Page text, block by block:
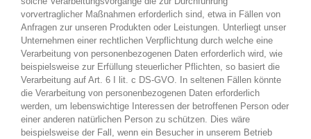
vorvertraglicher Maßnahmen erforderlich sind, etwa in Fällen von
Anfragen zur unseren Produkten oder Leistungen. Unterliegt unser
Unternehmen einer rechtlichen Verpflichtung durch welche eine
Verarbeitung von personenbezogenen Daten erforderlich wird, wie
beispielsweise zur Erfüllung steuerlicher Pflichten, so basiert die
Verarbeitung auf Art. 6 I lit. c DS-GVO. In seltenen Fällen könnte
die Verarbeitung von personenbezogenen Daten erforderlich
werden, um lebenswichtige Interessen der betroffenen Person oder
einer anderen natürlichen Person zu schützen. Dies wäre
beispielsweise der Fall, wenn ein Besucher in unserem Betrieb